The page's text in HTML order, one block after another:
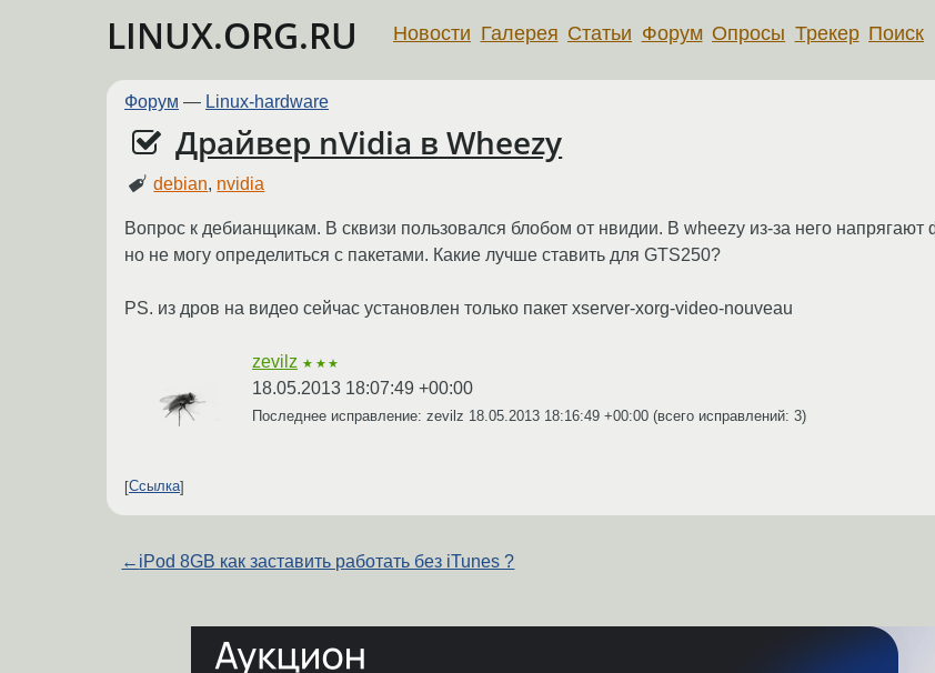
LINUX.ORG.RU Новости Галерея Статьи Форум Опросы Трекер Поиск
Форум — Linux-hardware
Драйвер nVidia в Wheezy
debian, nvidia
Вопрос к дебианщикам. В сквизи пользовался блобом от нвидии. В wheezy из-за него
но не могу определиться с пакетами. Какие лучше ставить для GTS250?
PS. из дров на видео сейчас установлен только пакет xserver-xorg-video-nouveau
zevilz ★★★
18.05.2013 18:07:49 +00:00
Последнее исправление: zevilz 18.05.2013 18:16:49 +00:00 (всего исправлений: 3)
Ссылка
← iPod 8GB как заставить работать без iTunes ?